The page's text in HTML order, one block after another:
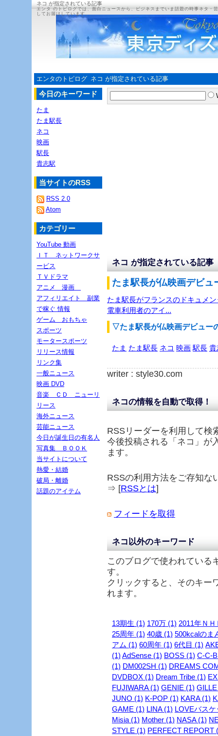
ネコ が指定されている記事
エンタ のトピログでは、面白ニュースから、ビジネスまでいま話題の時事ネタ
してお届けしています。
エンタのトピログ ネコ が指定されている記事
ネコ が指定されている記事
たま駅長が仏映画デビュ
たま駅長がフランスのドキュメ
電車利用者のアイ...
▽たま駅長が仏映画デビュー
たま たま駅長 ネコ 映画 駅長 貴
writer : style30.com
ネコの情報を自動で取得！
RSSリーダーを利用して検
今後投稿される「 ネコ 」が
ます。
RSSの利用方法をご存知な
⇒ [RSSとは]
フィードを取得
ネコ以外のキーワード
このブログで使われている
す。
クリックすると、そのキー
れます。
13期生 (1) 170万 (1) 2011年Ｎ
25周年 (1) 40歳 (1) 500kcalのま
アム (1) 60周年 (1) 6代目 (1)
(1) AdSense (1) BOSS (1) C-C-
(1) DM002SH (1) DREAMS
DVDBOX (1) Dream Tribe (1)
FUJIWARA (1) GENIE (1)
JUNO (1) K-POP (1) KARA (1)
GAME (1) LINA (1) LOVEバスケ
Misia (1) Mother (1) NASA (1)
STYLE (1) PERFECT REPORT
今日のキーワード
たま
たま駅長
ネコ
映画
駅長
貴志駅
当サイトのRSS
RSS 2.0
Atom
カテゴリー
YouTube 動画
ＩＴ ネットワークサ
ービス
ＴＶドラマ
アニメ 漫画
アフィリエイト 副業
で稼ぐ 情報
ゲーム おもちゃ
スポーツ
モータースポーツ
リリース情報
リンク集
一般ニュース
映画 DVD
音楽 ＣＤ ニューリ
リース
海外ニュース
芸能ニュース
今日が誕生日の有名人
写真集 ＢＯＯＫ
当サイトについて
熱愛・結婚
破局・離婚
話題のアイテム